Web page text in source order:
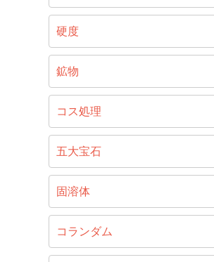
硬度
鉱物
コス処理
五大宝石
固溶体
コランダム